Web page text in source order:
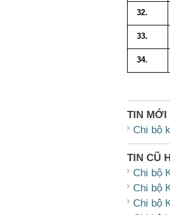
32.
33.
34.
TIN MỚI
Chi bộ
TIN CŨ
Chi bộ
Chi bộ
Chi bộ